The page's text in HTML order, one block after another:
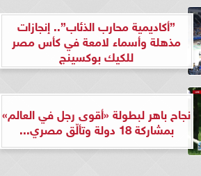
”أكاديمية محارب الذئاب”.. إنجازات
مذهلة وأسماء لامعة في كأس مصر
للكيك بوكسينج
نجاح باهر لبطولة «أقوى رجل في العالم»
بمشاركة 18 دولة وتألّق مصري...